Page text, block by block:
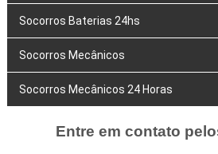
Socorros Baterias 24hs
Socorros Mecânicos
Socorros Mecânicos 24 Horas
Entre em contato